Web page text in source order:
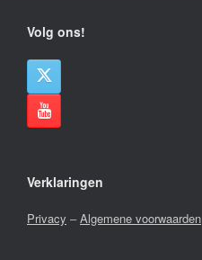
Volg ons!
Verklaringen
Privacy –Algemene voorwaarden